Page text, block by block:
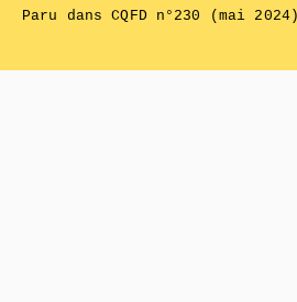
Paru dansCQFD n°230 (mai 2024)